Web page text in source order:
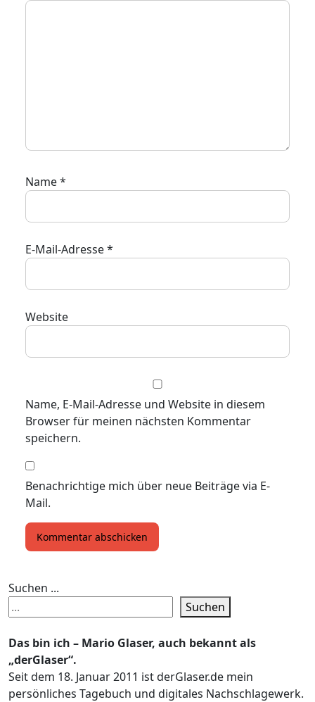
Name*
E-Mail-Adresse*
Website
Name, E-Mail-Adresse und Website in diesem
Browser für meinen nächsten Kommentar
speichern.
Benachrichtige mich über neue Beiträge via E-
Mail.
Suchen ...
Suchen
Das bin ich – Mario Glaser, auch bekannt als
„derGlaser“.
Seit dem 18. Januar 2011 ist derGlaser.de mein
persönliches Tagebuch und digitales Nachschlagewerk.